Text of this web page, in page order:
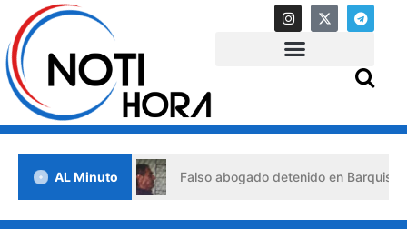
AL Minuto
crisis Falso abogado detenido en Barquisimeto: